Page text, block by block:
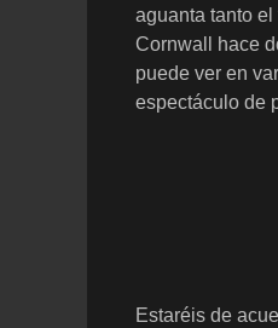
aguanta tanto
Cornwall hace
puede ver en
espectáculo de
Estaréis de